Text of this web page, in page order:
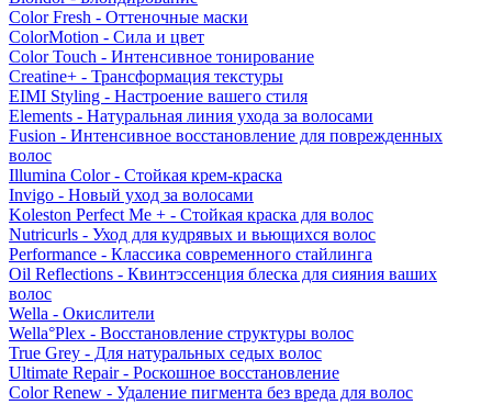
Color Fresh - Оттеночные маски
ColorMotion - Сила и цвет
Color Touch - Интенсивное тонирование
Creatine+ - Трансформация текстуры
EIMI Styling - Настроение вашего стиля
Elements - Натуральная линия ухода за волосами
Fusion - Интенсивное восстановление для поврежденных
волос
Illumina Color - Стойкая крем-краска
Invigo - Новый уход за волосами
Koleston Perfect Me + - Стойкая краска для волос
Nutricurls - Уход для кудрявых и вьющихся волос
Performance - Классика современного стайлинга
Oil Reflections - Квинтэссенция блеска для сияния ваших
волос
Wella - Окислители
Wella°Plex - Восстановление структуры волос
True Grey - Для натуральных седых волос
Ultimate Repair - Роскошное восстановление
Color Renew - Удаление пигмента без вреда для волос